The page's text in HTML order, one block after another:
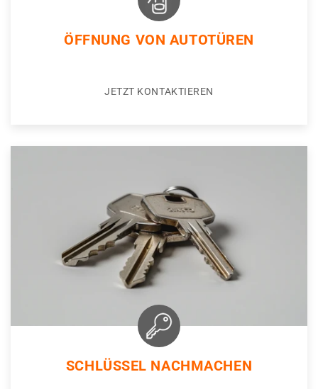
ÖFFNUNG VON AUTOTÜREN
JETZT KONTAKTIEREN
SCHLÜSSEL NACHMACHEN